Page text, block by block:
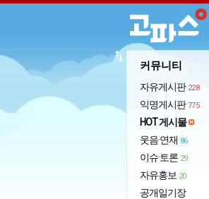
커뮤니티
자유게시판 228
익명게시판 775
HOT 게시물
웃음·연재 86
이슈·토론 29
자유홍보 20
공개일기장
import_export